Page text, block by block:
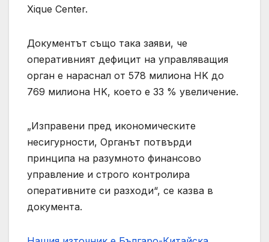
Xique Center.
Документът също така заяви, че
оперативният дефицит на управляващия
орган е нараснал от 578 милиона HK до
769 милиона HK, което е 33 % увеличение.
„Изправени пред икономическите
несигурности, Органът потвърди
принципа на разумното финансово
управление и строго контролира
оперативните си разходи“, се казва в
документа.